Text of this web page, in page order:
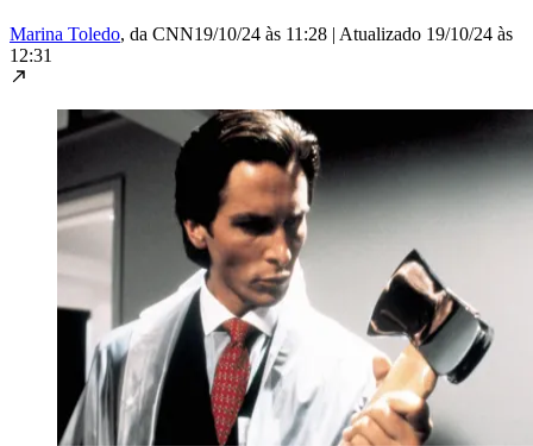
Marina Toledo, da CNN19/10/24 às 11:28 | Atualizado 19/10/24 às
12:31